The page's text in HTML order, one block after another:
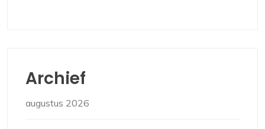
Archief
augustus 2026